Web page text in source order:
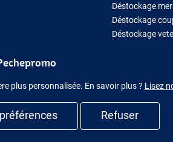
Déstockage mer
Déstockage
Déstockage
plus personnalisée. En savoir plus ? Lisez
Refuser